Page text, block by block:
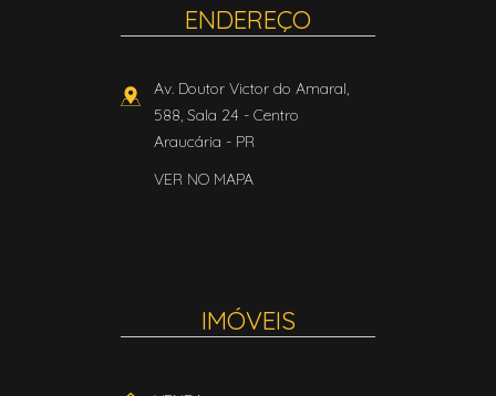
ENDEREÇO
Av. Doutor Victor do Amaral,
588, Sala 24 - Centro
Araucária - PR
VER NO MAPA
IMÓVEIS